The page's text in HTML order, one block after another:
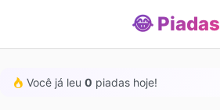
😂 Piadas
Você já leu 0 piadas hoje!